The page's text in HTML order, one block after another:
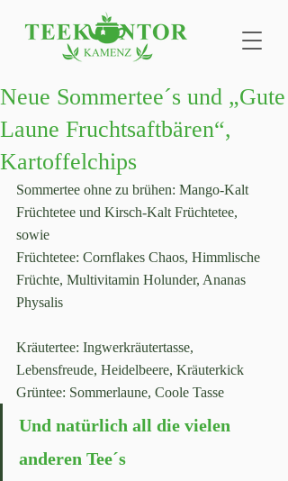
Neue Sommertee´s und „Gute
Laune Fruchtsaftbären“,
Kartoffelchips
Sommertee ohne zu brühen: Mango-Kalt
Früchtetee und Kirsch-Kalt Früchtetee,
sowie
Früchtetee: Cornflakes Chaos, Himmlische
Früchte, Multivitamin Holunder, Ananas
Physalis
Kräutertee: Ingwerkräutertasse,
Lebensfreude, Heidelbeere, Kräuterkick
Grüntee: Sommerlaune, Coole Tasse
Und natürlich all die vielen
anderen Tee´s